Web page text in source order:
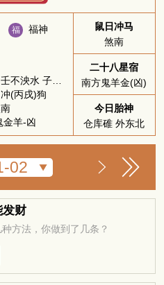
福 福神
彭祖百忌：壬不泱水 子不问卜
(丙戌)狗
金羊-凶
鼠日冲马
煞南
二十八星宿
南方鬼羊金(凶)
今日胎神
仓库碓 外东北
发财
方法，你做到了几条？